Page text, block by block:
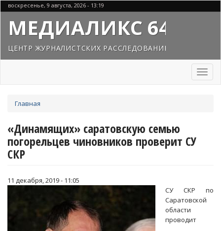
Перейти
к
основному
содержанию
воскресенье, 9 августа, 2026 - 13:19
МЕДИАЛИКС 64
ЦЕНТР ЖУРНАЛИСТСКИХ РАССЛЕДОВАНИЙ
Toggle
здесь
Главная
«Динамящих» саратовскую семью
погорельцев чиновников проверит СУ
СКР
11 декабря, 2019 - 11:05
СУ СКР по
Саратовской
области
проводит